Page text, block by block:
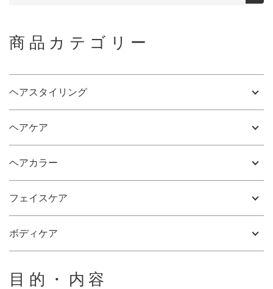
商品カテゴリー
ヘアスタイリング
ヘアケア
ヘアカラー
フェイスケア
ボディケア
目的・内容